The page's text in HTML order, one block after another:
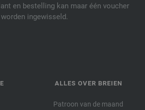
en bestelling kan maar één voucher
worden ingewisseld.
ALLES OVER BREIEN
Patroon van de maand